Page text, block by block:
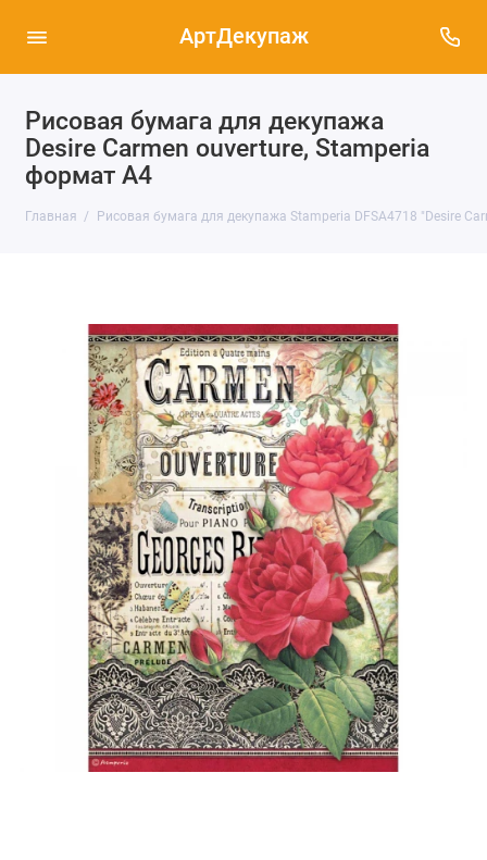
АртДекупаж
Рисовая бумага для декупажа
Desire Carmen ouverture, Stamperia
формат А4
Главная Рисовая бумага для декупажа Stamperia DFSA4718 "Desire